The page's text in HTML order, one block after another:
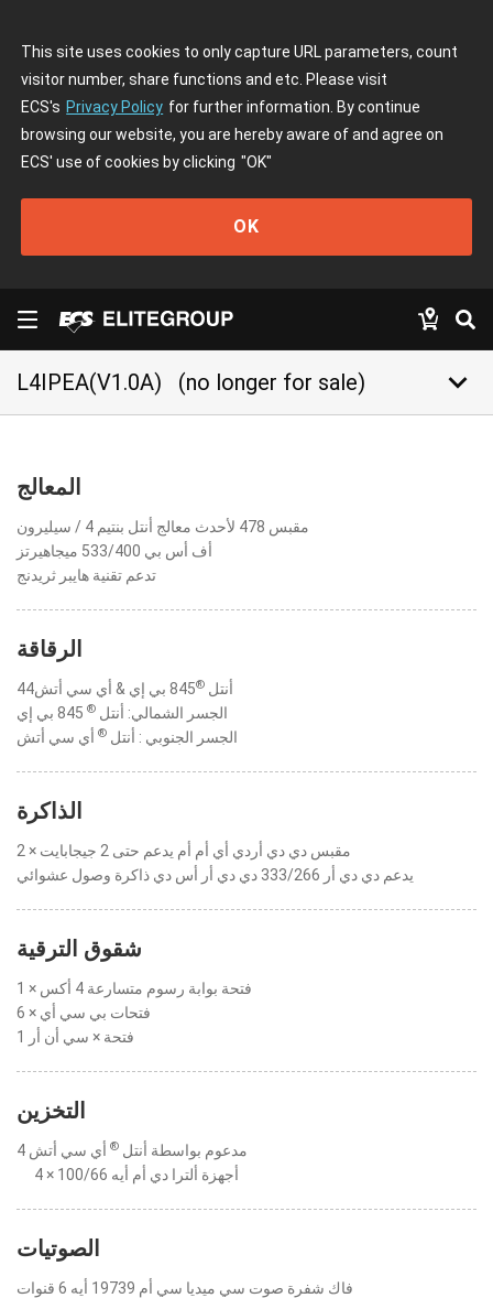
This site uses cookies to only capture URL parameters, count
visitor number, share functions and etc. Please visit
ECS's Privacy Policy for further information. By continue
browsing our website, you are hereby aware of and agree on
ECS' use of cookies by clicking "OK"
OK
L4IPEA(V1.0A) (no longer for sale) keyboard_arrow_down
المعالج
مقبس 478 لأحدث معالج أنتل بنتيم 4 / سيليرون
أف أس بي 533/400 ميجاهيرتز
تدعم تقنية هايبر ثريدنج
الرقاقة
44أنتل ®845 بي إي & أي سي أتش
الجسر الشمالي: أنتل ®
الجسر الجنوبي : أنتل ® أي سي أتش
الذاكرة
2 × مقبس دي دي أردي أي أم أم يدعم حتى 2 جيجابايت
يدعم دي دي أر 333/266 دي دي أر أس دي ذاكرة وصول عشوائي
شقوق الترقية
1 × فتحة بوابة رسوم متسارعة 4 أكس
6 × فتحات بي سي أي
1 فتحة × سي أن أر
التخزين
مدعوم بواسطة أنتل ® أي سي أتش 4
4 × أجهزة ألترا دي أم أيه 100/66
الصوتيات
فاك شفرة صوت سي ميديا سي أم 19739 أيه 6 قنوات